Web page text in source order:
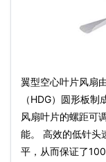
翼型空心叶片风扇
（HDG）圆形板
风扇叶片的螺距可
能。 高效的低针头
平，从而保证了100